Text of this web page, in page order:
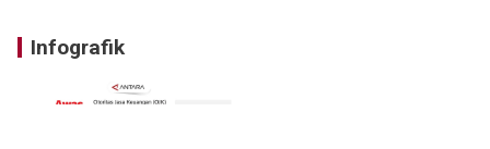
Infografik